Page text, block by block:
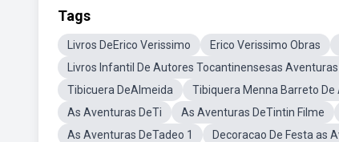
Tags
Livros DeErico Verissimo Erico Verissimo Obras
Livros Infantil De Autores Tocantinensesas
Tibicuera DeAlmeida
Tibiquera Menna Barreto De
As Aventuras DeTi
As Aventuras DeTintin Filme
As Aventuras DeTadeo 1
Decoracao De Festa as